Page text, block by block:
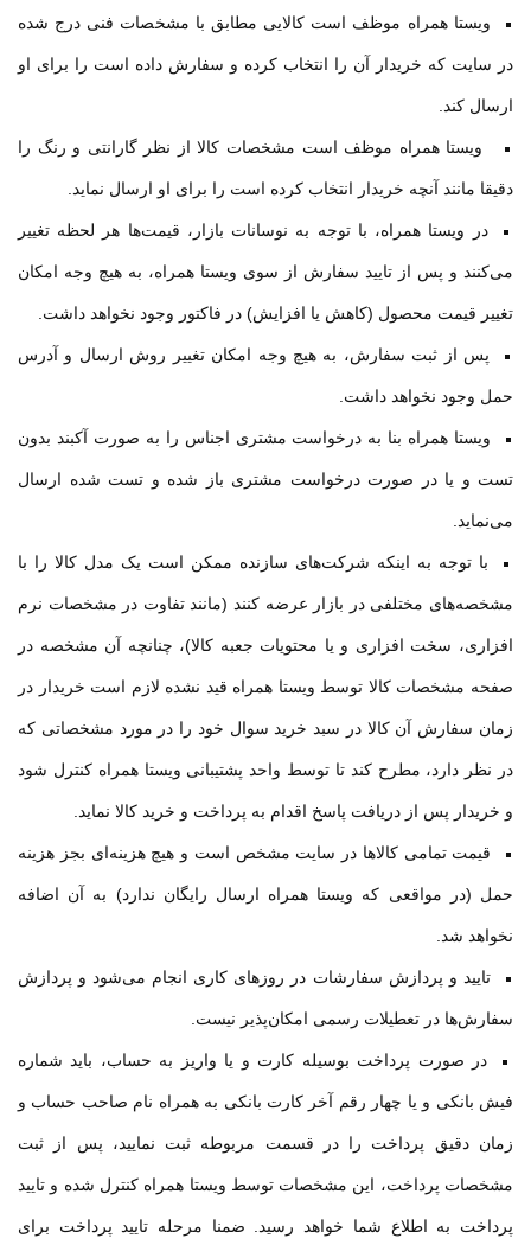
ویستا همراه موظف است کالایی مطابق با مشخصات فنی درج شده
در سایت که خریدار آن را انتخاب کرده و سفارش داده است را برای او
ارسال کند.
ویستا همراه موظف است مشخصات كالا از نظر گارانتی و رنگ را
دقیقا مانند آنچه خریدار انتخاب کرده است را برای او ارسال نماید.
در ویستا همراه، با توجه به نوسانات بازار، قیمت‌ها هر لحظه تغییر
می‌کنند و پس از تایید سفارش از سوی ویستا همراه، به هیچ وجه امکان
تغییر قیمت محصول (کاهش یا افزایش) در فاکتور وجود نخواهد داشت.
پس از ثبت سفارش، به هیچ وجه امکان تغییر روش ارسال و آدرس
حمل وجود نخواهد داشت.
ویستا همراه بنا به درخواست مشتری اجناس را به صورت آكبند بدون
تست و یا در صورت درخواست مشتری باز شده و تست شده ارسال
می‌نماید.
با توجه به اینکه شرکت‌های سازنده ممکن است یک مدل کالا را با
مشخصه‌های مختلفی در بازار عرضه کنند (مانند تفاوت در مشخصات نرم
افزاری، سخت افزاری و یا محتویات جعبه کالا)، چنانچه آن مشخصه در
صفحه مشخصات کالا توسط ویستا همراه قید نشده لازم است خریدار در
زمان سفارش آن کالا در سبد خرید سوال خود را در مورد مشخصاتی که
در نظر دارد، مطرح کند تا توسط واحد پشتیبانی ویستا همراه کنترل شود
و خریدار پس از دریافت پاسخ اقدام به پرداخت و خرید کالا نماید.
قیمت تمامی كالاها در سایت مشخص است و هیچ هزینه‌ای بجز هزینه
حمل (در مواقعی که ویستا همراه ارسال رایگان ندارد) به آن اضافه
نخواهد شد.
تایید و پردازش سفارشات در روزهای کاری انجام می‌شود و پردازش
سفارش‌ها در تعطیلات رسمی امکان‌پذیر نیست.
در صورت پرداخت بوسیله كارت و یا واریز به حساب، باید شماره
فیش بانكی و یا چهار رقم آخر کارت بانکی به همراه نام صاحب حساب و
زمان دقیق پرداخت را در قسمت مربوطه ثبت نمایید، پس از ثبت
مشخصات پرداخت، این مشخصات توسط ویستا همراه كنترل شده و تایید
پرداخت به اطلاع شما خواهد رسید. ضمنا مرحله تایید پرداخت برای